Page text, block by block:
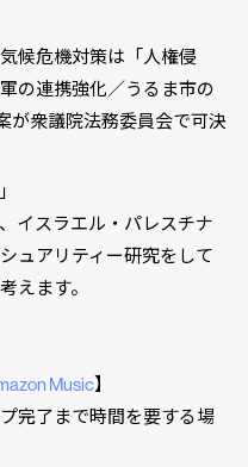
候危機対策は「人権侵
の連携強化／うるま市の
が衆議院法務委員会で可決
イスラエル・パレスチナ
ュアリティー研究をして
えます。
Music】⁠⁠⁠⁠
完了まで時間を要する場